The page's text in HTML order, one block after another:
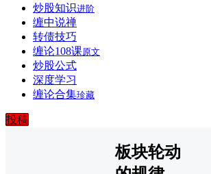
炒股知识进阶
缠中说禅
转债技巧
缠论108课原文
炒股公式
深度学习
缠论合集珍藏
投稿
板块轮动